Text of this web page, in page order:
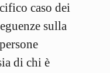
caso dei
sulla
di chi è